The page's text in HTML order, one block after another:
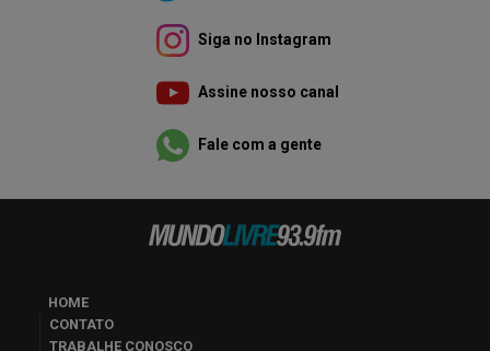
Siga no Instagram
Assine nosso canal
Fale com a gente
HOME
CONTATO
TRABALHE CONOSCO